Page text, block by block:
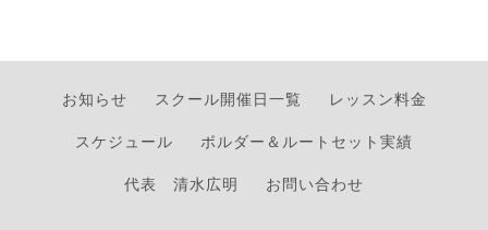
お知らせ スクール開催日一覧
レッスン料金
スケジュール
ボルダー＆ルートセット実績
代表 清水広明
お問い合わせ